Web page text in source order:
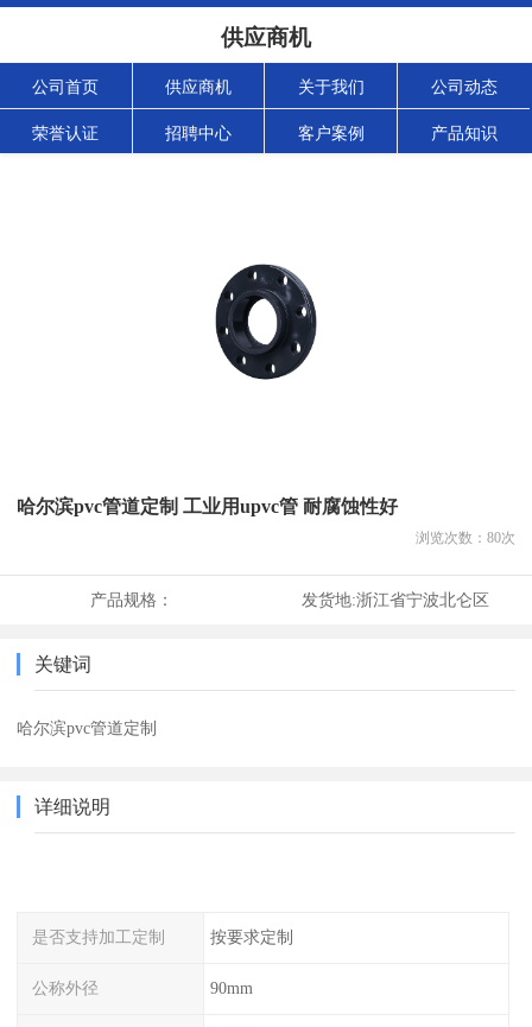
供应商机
公司首页 供应商机 关于我们 公司动态
荣誉认证 招聘中心 客户案例 产品知识
哈尔滨pvc管道定制 工业用upvc管 耐腐蚀性好
浏览次数： 80次
产品规格： 发货地:浙江省宁波北仑区
关键词
哈尔滨pvc管道定制
详细说明
是否支持加工定制 按要求定制
公称外径 90mm